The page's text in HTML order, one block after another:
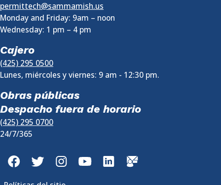
permittech@sammamish.us
Monday and Friday: 9am – noon
Wednesday: 1 pm – 4 pm
Cajero
(425) 295 0500
Lunes, miércoles y viernes: 9 am - 12:30 pm.
Obras públicas
Despacho fuera de horario
(425) 295 0700
24/7/365
FacebookTwitterInstagramYouTubeLinkedInGovDelivery